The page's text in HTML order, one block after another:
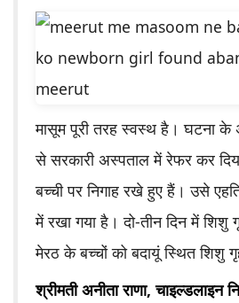
मासूम पूरी तरह स्वस्थ है। घटना के
से सरकारी अस्पताल में रेफर कर
बच्ची पर निगाह रखे हुए हैं। उसे
में रखा गया है। दो-तीन दिन में शिशु
मेरठ के बच्चों को बदायूं स्थित शिशु
श्रीमती अनीता राणा, चाइल्डलाइन